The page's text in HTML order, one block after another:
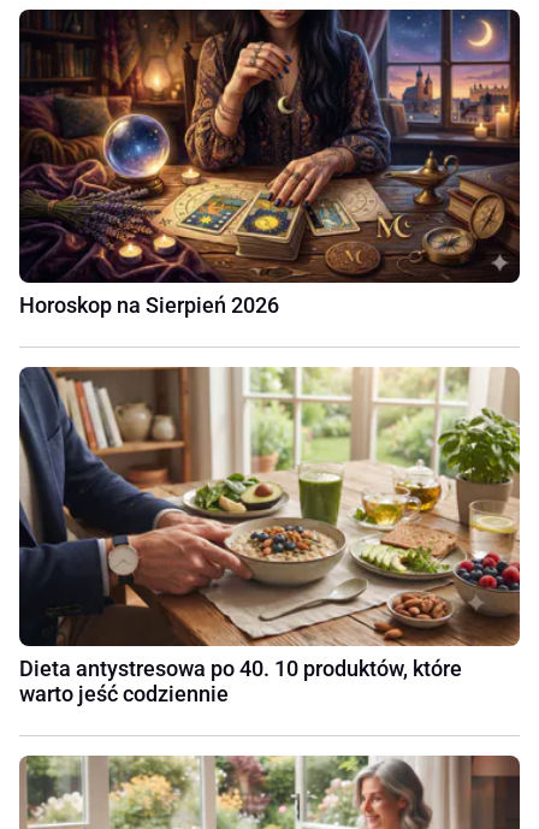
Horoskop na Sierpień 2026
Dieta antystresowa po 40. 10 produktów, które
warto jeść codziennie